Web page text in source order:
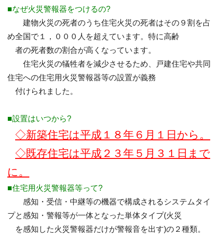
■なぜ火災警報器をつけるの?
建物火災の死者のうち住宅火災の死者はその９割を占
め全国で１，０００人を超えています。特に高齢
者の死者数の割合が高くなっています。
住宅火災の犠牲者を減少させるため、戸建住宅や共同
住宅への住宅用火災警報器等の設置が義務
付けられました。
■設置はいつから?
◇新築住宅は平成１８年６月１日から。
◇既存住宅は平成２３年５月３１日まで
に。
■住宅用火災警報器等って?
感知・受信・中継等の機器で構成されるシステムタイ
プと感知・警報等が一体となった単体タイプ(火災
を感知した火災警報器だけが警報音を出す)の２種類。